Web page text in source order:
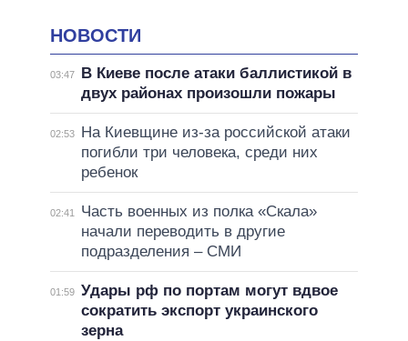
НОВОСТИ
03:47
В Киеве после атаки баллистикой в
двух районах произошли пожары
02:53
На Киевщине из-за российской атаки
погибли три человека, среди них
ребенок
02:41
Часть военных из полка «Скала»
начали переводить в другие
подразделения – СМИ
01:59 Удары рф по портам могут вдвое
сократить экспорт украинского
зерна